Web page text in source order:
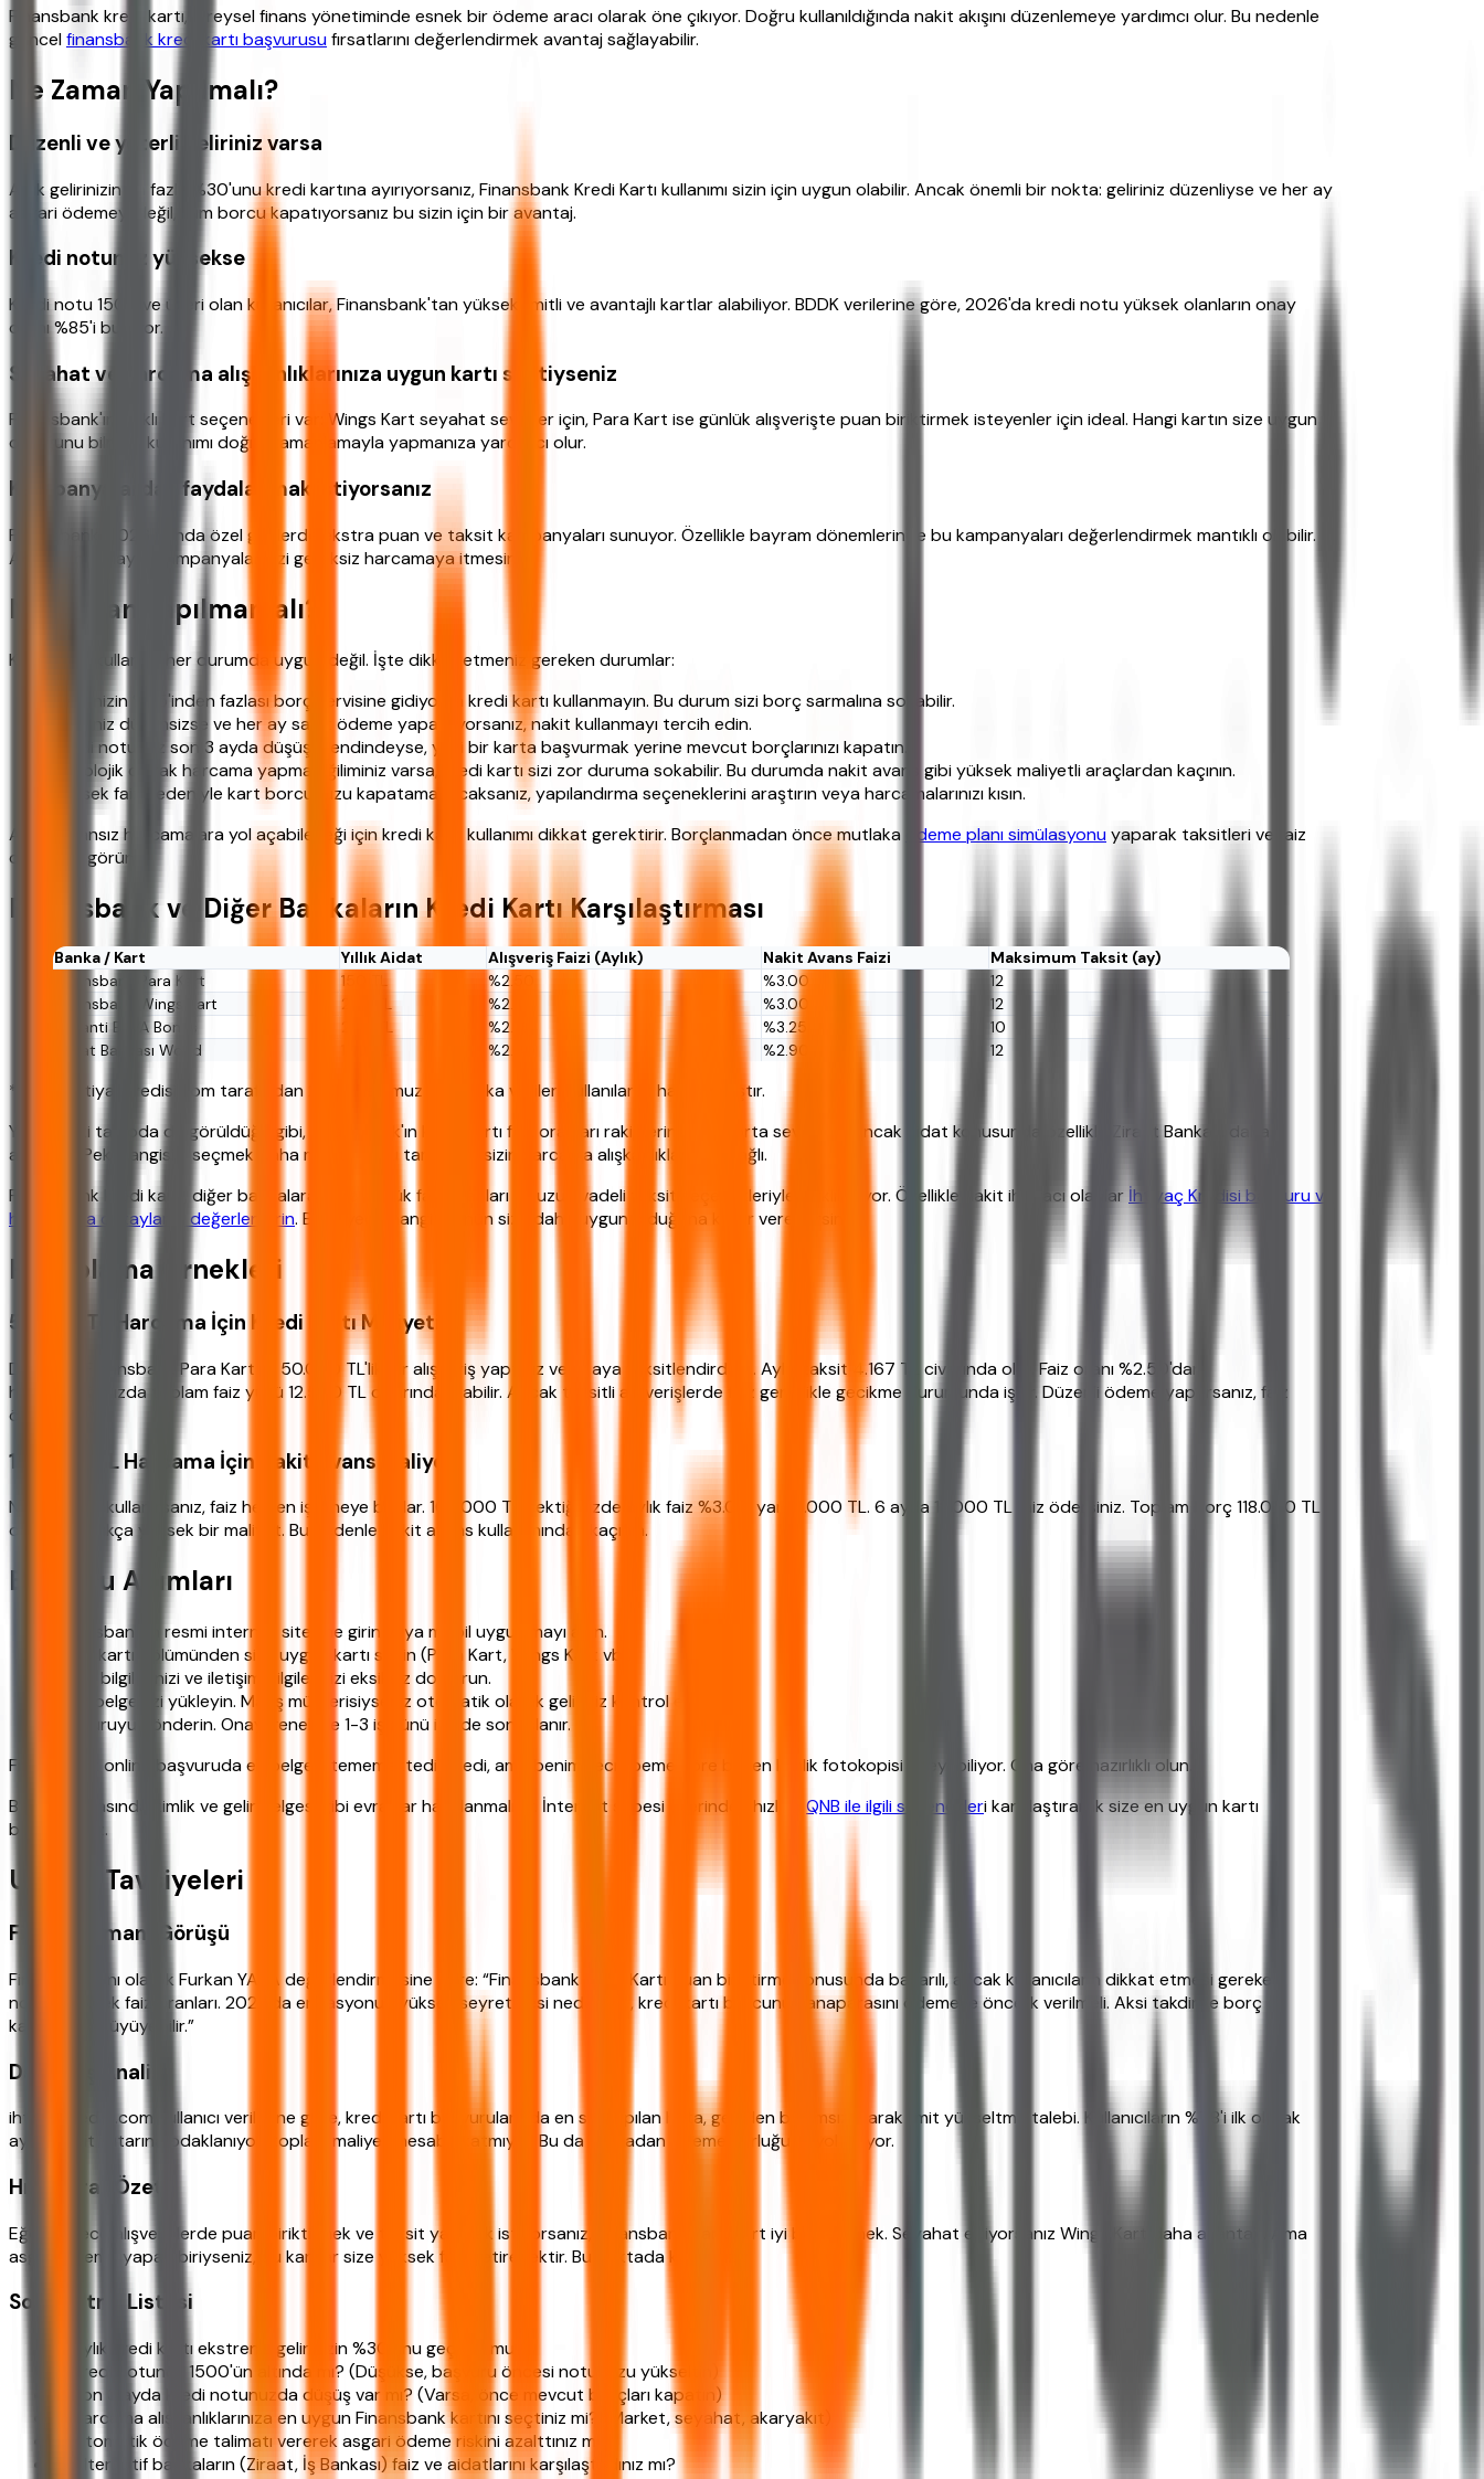
Finansbank kredi kartı, bireysel finans yönetiminde esnek bir ödeme aracı olarak öne çıkıyor. Doğru kullanıldığında nakit akışını düzenlemeye yardımcı olur. Bu nedenle
güncelfinansbank kredi kartı başvurusufırsatlarını değerlendirmek avantaj sağlayabilir.
Ne Zaman Yapılmalı?
Düzenli ve yeterli geliriniz varsa
Aylık gelirinizin en fazla %30'unu kredi kartına ayırıyorsanız, Finansbank Kredi Kartı kullanımı sizin için uygun olabilir. Ancak önemli bir nokta: geliriniz düzenliyse ve her ay
asgari ödemeyi değil, tüm borcu kapatıyorsanız bu sizin için bir avantaj.
Kredi notunuz yüksekse
Kredi notu 1500 ve üzeri olan kullanıcılar, Finansbank'tan yüksek limitli ve avantajlı kartlar alabiliyor. BDDK verilerine göre, 2026'da kredi notu yüksek olanların onay
oranı %85'i buluyor.
Seyahat ve harcama alışkanlıklarınıza uygun kartı seçtiyseniz
Finansbank'ın farklı kart seçenekleri var: Wings Kart seyahat severler için, Para Kart ise günlük alışverişte puan biriktirmek isteyenler için ideal. Hangi kartın size uygun
olduğunu bilmek, kullanımı doğru zamanlamayla yapmanıza yardımcı olur.
Kampanyalardan faydalanmak istiyorsanız
Finansbank, 2026 yılında özel günlerde ekstra puan ve taksit kampanyaları sunuyor. Özellikle bayram dönemlerinde bu kampanyaları değerlendirmek mantıklı olabilir.
Ancak unutmayın, kampanyalar sizi gereksiz harcamaya itmesin.
Ne Zaman Yapılmamalı?
Kredi kartı kullanımı her durumda uygun değil. İşte dikkat etmeniz gereken durumlar:
Gelirinizin %35'inden fazlası borç servisine gidiyorsa kredi kartı kullanmayın. Bu durum sizi borç sarmalına sokabilir.
Geliriniz düzensizse ve her ay sabit ödeme yapamıyorsanız, nakit kullanmayı tercih edin.
Kredi notunuz son 3 ayda düşüş trendindeyse, yeni bir karta başvurmak yerine mevcut borçlarınızı kapatın.
Psikolojik olarak harcama yapma eğiliminiz varsa, kredi kartı sizi zor duruma sokabilir. Bu durumda nakit avans gibi yüksek maliyetli araçlardan kaçının.
Yüksek faiz nedeniyle kart borcunuzu kapatamayacaksanız, yapılandırma seçeneklerini araştırın veya harcamalarınızı kısın.
Ancak plansız harcamalara yol açabileceği için kredi kartı kullanımı dikkat gerektirir. Borçlanmadan önce mutlaka
ödeme planı simülasyonuyaparak taksitleri ve faiz
oranlarını görün.
Finansbank ve Diğer Bankaların Kredi Kartı Karşılaştırması
Banka / Kart Yıllık Aidat Alışveriş Faizi (Aylık) Nakit Avans Faizi
Maksimum Taksit (ay)
Finansbank Para Kart
150 TL %2.50 %3.00
12
Finansbank Wings Kart
250 TL %2.50 %3.00
12
Garanti BBVA Bonus
200 TL %2.75 %3.25
10
Ziraat Bankası World
%2.40 %2.90 12
*Tablo, ihtiyackredisi.com tarafından 2026 Temmuz ayı banka verileri kullanılarak hazırlanmıştır.
Yukarıdaki tabloda da görüldüğü gibi, Finansbank'ın kredi kartı faiz oranları rakiplerine göre orta seviyede. Ancak aidat konusunda özellikle Ziraat Bankası daha
avantajlı. Peki hangisini seçmek daha mantıklı? Bu tamamen sizin harcama alışkanlıklarınıza bağlı.
Finansbank kredi kartı, diğer bankalara göre düşük faiz oranları ve uzun vadeli taksit seçenekleriyle farklılaşıyor. Özellikle nakit ihtiyacı olanlar İhtiyaç Kredisi başvuru ve
hesaplama detaylarını değerlendirin. Bu sayede hangi ürünün size daha uygun olduğuna karar verebilirsiniz.
Hesaplama Örnekleri
50.000 TL Harcama İçin Kredi Kartı Maliyeti
Diyelim ki Finansbank Para Kart ile 50.000 TL'lik bir alışveriş yaptınız ve 12 aya taksitlendirdiniz. Aylık taksit 4.167 TL civarında olur. Faiz oranı %2.50'dan
hesapladığımızda toplam faiz yükü 12.500 TL civarında olabilir. Ancak taksitli alışverişlerde faiz genellikle gecikme durumunda işler. Düzenli ödeme yaparsanız, faiz
ödemezsiniz.
100.000 TL Harcama İçin Nakit Avans Maliyeti
Nakit avans kullanırsanız, faiz hemen işlemeye başlar. 100.000 TL çektiğinizde aylık faiz %3.00, yani 3.000 TL. 6 ayda 18.000 TL faiz ödersiniz. Toplam borç 118.000 TL
olur. Bu oldukça yüksek bir maliyet. Bu nedenle nakit avans kullanımından kaçının.
Başvuru Adımları
Finansbank'ın resmi internet sitesine girin veya mobil uygulamayı açın.
Kredi kartı bölümünden size uygun kartı seçin (Para Kart, Wings Kart vb.).
Kimlik bilgilerinizi ve iletişim bilgilerinizi eksiksiz doldurun.
Gelir belgenizi yükleyin. Maaş müşterisiyseniz otomatik olarak geliriniz kontrol edilir.
Başvuruyu gönderin. Onay genellikle 1-3 iş günü içinde sonuçlanır.
Finansbank online başvuruda ek belge istememektedir’ dedi, ama benim tecrübeme göre bazen kimlik fotokopisi isteyebiliyor. Ona göre hazırlıklı olun.
Başvuru sırasında kimlik ve gelir belgesi gibi evraklar hazırlanmalıdır. İnternet şubesi üzerinden hızlıca QNB ile ilgili seçenekleri karşılaştırarak size en uygun kartı
bulabilirsiniz.
Uzman Tavsiyeleri
Finans Uzmanı Görüşü
Finans uzmanı olarak Furkan YAKA değerlendirmesine göre: “Finansbank Kredi Kartı puan biriktirme konusunda başarılı, ancak kullanıcıların dikkat etmesi gereken
nokta, yüksek faiz oranları. 2026'da enflasyonun yüksek seyretmesi nedeniyle, kredi kartı borcunun anaparasını ödemeye öncelik verilmeli. Aksi takdirde borç
katlanarak büyüyebilir.”
Davranış Analizi
ihtiyackredisi.com kullanıcı verilerine göre, kredi kartı başvurularında en sık yapılan hata, gelirden bağımsız olarak limit yükseltme talebi. Kullanıcıların %78'i ilk olarak
aylık taksit tutarına odaklanıyor, toplam maliyeti hesaba katmıyor. Bu da sonradan ödeme zorluğuna yol açıyor.
Hızlı Karar Özeti
Eğer sadece alışverişlerde puan biriktirmek ve taksit yapmak istiyorsanız, Finansbank Para Kart iyi bir seçenek. Seyahat ediyorsanız Wings Kart daha avantajlı. Ama
asgari ödeme yapan biriyseniz, bu kartlar size yüksek faiz getirecektir. Bu noktada karar sizin.
Son Kontrol Listesi
✓ Aylık kredi kartı ekstreniz gelirinizin %30'unu geçiyor mu?
✓ Kredi notunuz 1500'ün altında mı? (Düşükse, başvuru öncesi notunuzu yükseltin)
✓ Son 3 ayda kredi notunuzda düşüş var mı? (Varsa, önce mevcut borçları kapatın)
✓ Harcama alışkanlıklarınıza en uygun Finansbank kartını seçtiniz mi? (Market, seyahat, akaryakıt)
✓ Otomatik ödeme talimatı vererek asgari ödeme riskini azalttınız mı?
✓ Alternatif bankaların (Ziraat, İş Bankası) faiz ve aidatlarını karşılaştırdınız mı?